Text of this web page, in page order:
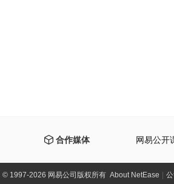
合作媒体 网易公开
©1997-2026 网易公司版权所有 About NetEase